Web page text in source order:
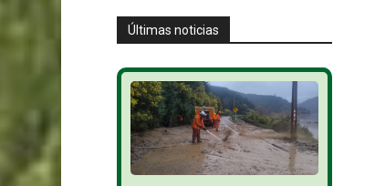
Últimas noticias